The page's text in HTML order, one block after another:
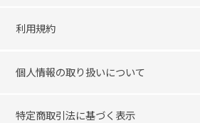
利用規約
個人情報の取り扱いについて
特定商取引法に基づく表示